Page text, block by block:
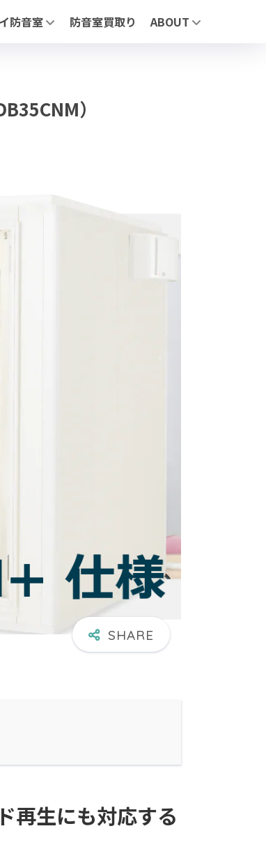
医療・研究・産業用 不燃仕様モデル
イド）
防音室 防音室買取り ABOUT
）
再生にも対応する